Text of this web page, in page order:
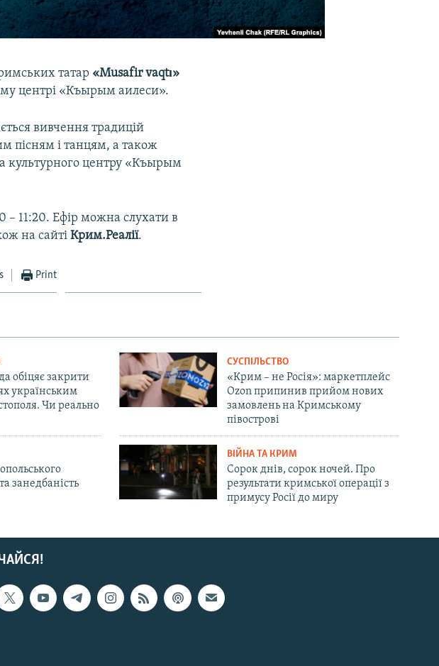
татар «Musafir vaqtı»
центрі «Къырым аилеси».
вивчення традицій
пісням і танцям, а також
культурного центру «Къырым
– 11:20. Ефір можна слухати в
на сайтіКрим.Реалії.
Print
обіцяє закрити
українським
Чи реально
СУСПІЛЬСТВО
«Крим – не Росія»: маркетплейс
Ozon припинив прийом нових
замовлень на Кримському
півострові
занедбаність
ВІЙНА ТА КРИМ
Сорок днів, сорок ночей. Про
результати кримської операції з
примусу Росії до миру